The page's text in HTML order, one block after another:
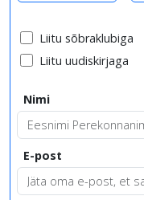
Liitu sõbraklubiga
Liitu uudiskirjaga
Nimi
E-post